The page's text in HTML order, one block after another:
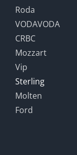
Roda
VODAVODA
CRBC
Mozzart
Vip
Sterling
Molten
Ford